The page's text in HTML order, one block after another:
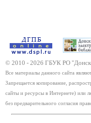
© 2010 - 2026 ГБУК РО
Все материалы данного сайта
Запрещается копирование,
сайты и ресурсы в Интернете) или
без предварительного согласия